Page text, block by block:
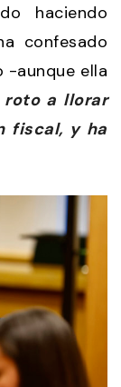
haciendo
confesado
aunque ella
roto a llorar
fiscal, y ha